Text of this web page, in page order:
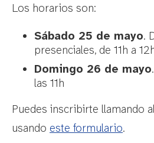
Los horarios son:
Sábado 25 de mayo.
presenciales, de 11h a
Domingo 26 de mayo
las 11h
Puedes inscribirte llamando
usando este formulario.